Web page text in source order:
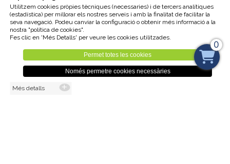
Avís legal Cookies Feines fetes Sitemap 0
Utilitzem cookies pròpies tècniques (necessaries) i de tercers analítiques
(estadística) per millorar els nostres serveis i amb la finalitat de facilitar la
seva navegació. Podeu canviar la configuració o obtenir més informació a la
nostra "política de cookies".
Fes clic en 'Més Detalls' per veure les cookies utilitzades.
Permet totes les cookies
Només permetre cookies necessàries
Més detalls